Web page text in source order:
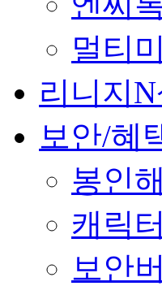
멀티
리니지
보안/혜
봉인
캐릭
보안